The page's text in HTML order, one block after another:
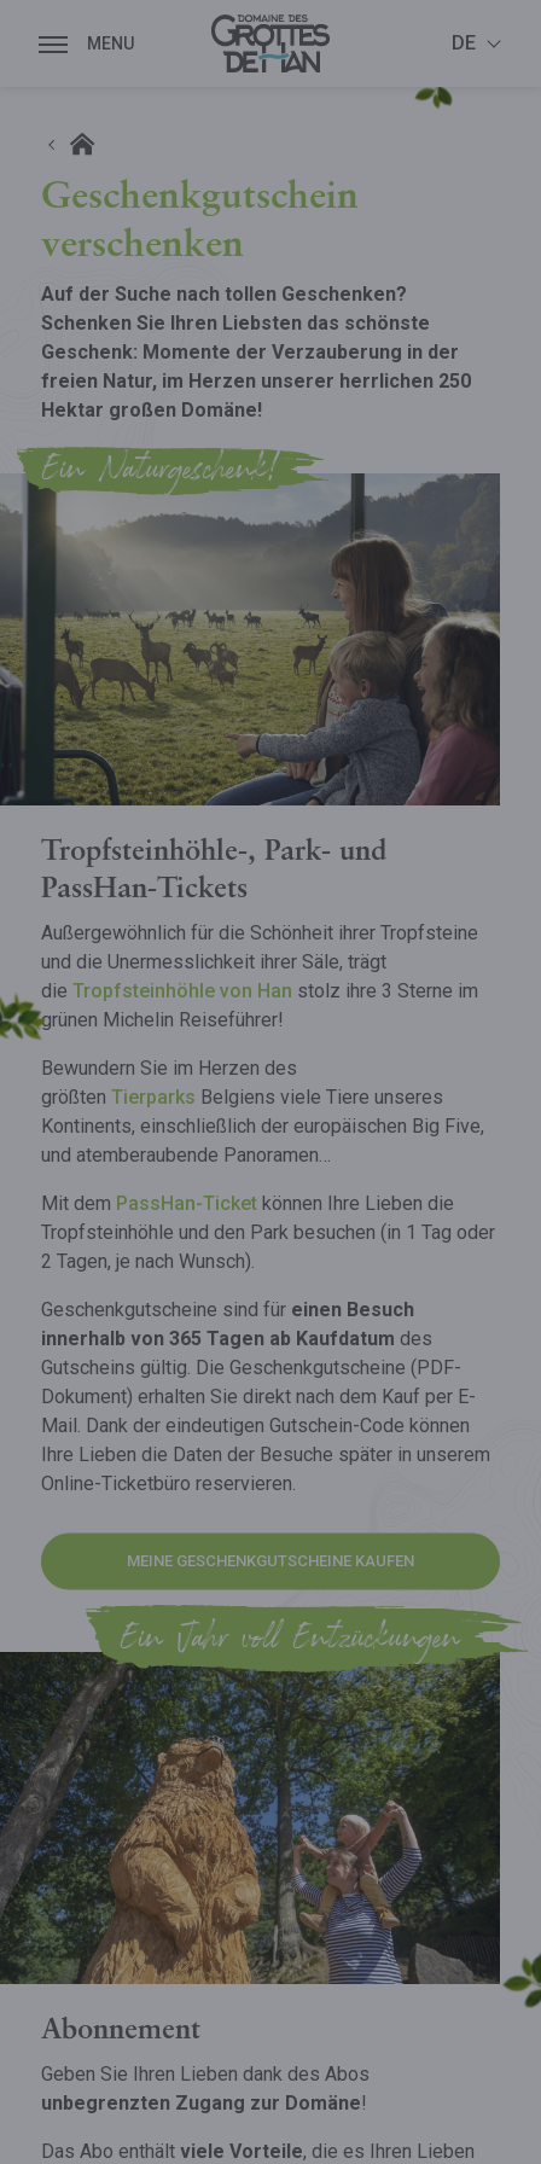
DE
Geschenkgutschein
verschenken
Auf der Suche nach tollen Geschenken?
Schenken Sie Ihren Liebsten das schönste
Geschenk: Momente der Verzauberung in der
freien Natur, im Herzen unserer herrlichen 250
Hektar großen Domäne!
Tropfsteinhöhle-, Park- und
PassHan-Tickets
Außergewöhnlich für die Schönheit ihrer Tropfsteine
und die Unermesslichkeit ihrer Säle, trägt
die Tropfsteinhöhle von Han stolz ihre 3 Sterne im
grünen Michelin Reiseführer!
Bewundern Sie im Herzen des
größten Tierparks Belgiens viele Tiere unseres
Kontinents, einschließlich der europäischen Big Five,
und atemberaubende Panoramen…
Mit dem PassHan-Ticketkönnen Ihre Lieben die
Tropfsteinhöhle und den Park besuchen (in 1 Tag oder
2 Tagen, je nach Wunsch).
Geschenkgutscheine sind für einen Besuch
innerhalb von 365 Tagen ab Kaufdatum des
Gutscheins gültig. Die Geschenkgutscheine (PDF-
Dokument) erhalten Sie direkt nach dem Kauf per E-
Mail. Dank der eindeutigen Gutschein-Code können
Ihre Lieben die Daten der Besuche später in unserem
Online-Ticketbüro reservieren.
MEINE GESCHENKGUTSCHEINE KAUFEN
Ein Naturgeschenk!
Abonnement
Geben Sie Ihren Lieben dank des Abos
unbegrenzten Zugang zur Domäne!
Das Abo enthält viele Vorteile, die es Ihren Lieben
Ein Jahr voll Entzückungen